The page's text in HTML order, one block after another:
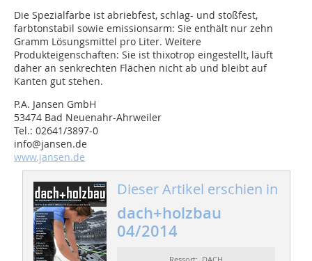
Die Spezialfarbe ist abriebfest, schlag- und stoßfest,
farbtonstabil sowie emissionsarm: Sie enthält nur zehn
Gramm Lösungsmittel pro Liter. Weitere
Produkteigenschaften: Sie ist thixotrop eingestellt, läuft
daher an senkrechten Flächen nicht ab und bleibt auf
Kanten gut stehen.
P.A. Jansen GmbH
53474 Bad Neuenahr-Ahrweiler
Tel.: 02641/3897-0
info@jansen.de
www.jansen.de
Dieser Artikel erschien in
dach+holzbau
04/2014